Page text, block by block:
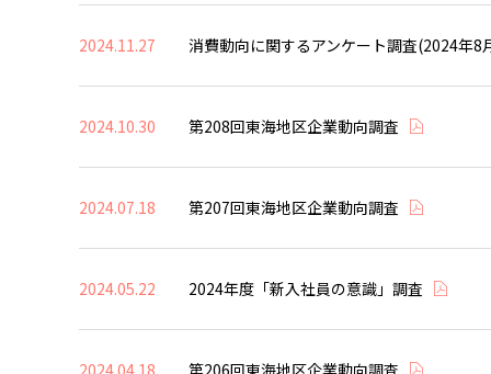
2024.11.27 消費動向に関するアンケート調査(2024年8
2024.10.30 第208回東海地区企業動向調査
2024.07.18 第207回東海地区企業動向調査
2024.05.22 2024年度「新入社員の意識」調査
2024.04.18 第206回東海地区企業動向調査